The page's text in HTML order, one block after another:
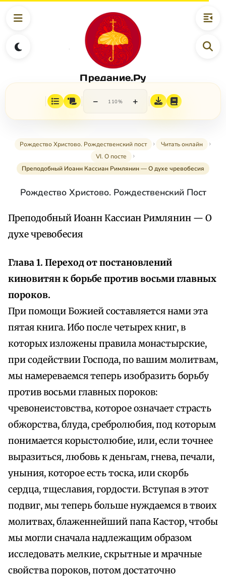
Предание.Ру
− 110% +
Рождество Христово. Рождественский пост
Читать онлайн
VI. О посте
Преподобный Иоанн Кассиан Римлянин — О духе чревобесия
Рождество Христово. Рождественский Пост
Преподобный Иоанн Кассиан Римлянин — О
духе чревобесия
Глава 1. Переход от постановлений
киновитян к борьбе против восьми главных
пороков.
При помощи Божией составляется нами эта
пятая книга. Ибо после четырех книг, в
которых изложены правила монастырские,
при содействии Господа, по вашим молитвам,
мы намереваемся теперь изобразить борьбу
против восьми главных пороков:
чревонеистовства, которое означает страсть
обжорства, блуда, сребролюбия, под которым
понимается корыстолюбие, или, если точнее
выразиться, любовь к деньгам, гнева, печали,
уныния, которое есть тоска, или скорбь
сердца, тщеславия, гордости. Вступая в этот
подвиг, мы теперь больше нуждаемся в твоих
молитвах, блаженнейший папа Кастор, чтобы
мы могли сначала надлежащим образом
исследовать мелкие, скрытные и мрачные
свойства пороков, потом достаточно